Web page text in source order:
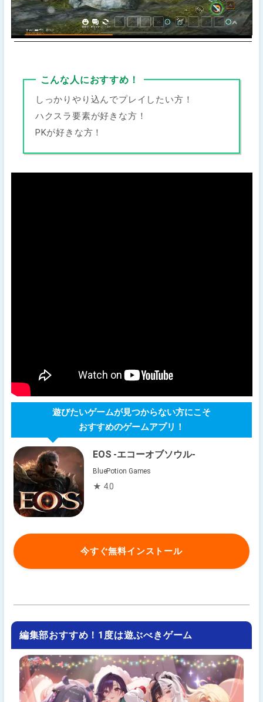
こんな人におすすめ！
しっかりやり込んでプレイしたい方！
ハクスラ要素が好きな方！
PKが好きな方！
遊びたいゲームが見つからない方にこそ
おすすめのゲームアプリ！
EOS -エコーオブソウル-
BluePotion Games
★ 4.0
今すぐ無料インストール
編集部おすすめ！1度は遊ぶべきゲーム